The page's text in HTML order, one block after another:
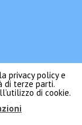
privacy policy e
di terze parti.
di cookie.